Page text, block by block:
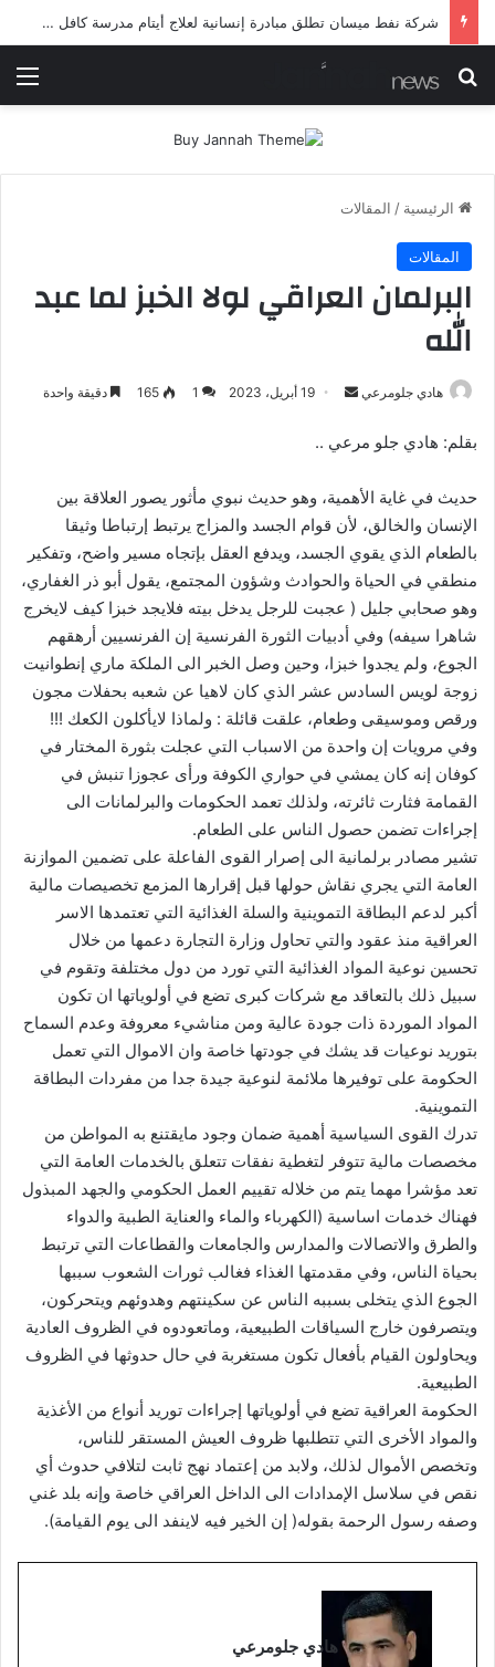
شرطة ميسان تلقي القبض على مطلقي العيارات النارية أثناء تشييع جنائزي في العمارة
بحث عن
الرئيسية / المقالات
المقالات
البرلمان العراقي لولا الخبز لما عبد
الله
هادي جلومرعي
أرسل
إلكترونيا
19 أبريل، 2023 1
165 دقيقة واحدة
بقلم: هادي جلو مرعي ..
حديث في غاية الأهمية، وهو حديث نبوي مأثور يصور العلاقة بين
الإنسان والخالق، لأن قوام الجسد والمزاج يرتبط إرتباطا وثيقا
بالطعام الذي يقوي الجسد، ويدفع العقل بإتجاه مسير واضح، وتفكير
منطقي في الحياة والحوادث وشؤون المجتمع، يقول أبو ذر الغفاري،
وهو صحابي جليل ( عجبت للرجل يدخل بيته فلايجد خبزا كيف لايخرج
شاهرا سيفه) وفي أدبيات الثورة الفرنسية إن الفرنسيين أرهقهم
الجوع، ولم يجدوا خبزا، وحين وصل الخبر الى الملكة ماري إنطوانيت
زوجة لويس السادس عشر الذي كان لاهيا عن شعبه بحفلات مجون
ورقص وموسيقى وطعام، علقت قائلة : ولماذا لايأكلون الكعك !!!
وفي مرويات إن واحدة من الاسباب التي عجلت بثورة المختار في
كوفان إنه كان يمشي في حواري الكوفة ورأى عجوزا تنبش في
القمامة فثارت ثائرته، ولذلك تعمد الحكومات والبرلمانات الى
إجراءات تضمن حصول الناس على الطعام.
تشير مصادر برلمانية الى إصرار القوى الفاعلة على تضمين الموازنة
العامة التي يجري نقاش حولها قبل إقرارها المزمع تخصيصات مالية
أكبر لدعم البطاقة التموينية والسلة الغذائية التي تعتمدها الاسر
العراقية منذ عقود والتي تحاول وزارة التجارة دعمها من خلال
تحسين نوعية المواد الغذائية التي تورد من دول مختلفة وتقوم في
سبيل ذلك بالتعاقد مع شركات كبرى تضع في أولوياتها ان تكون
المواد الموردة ذات جودة عالية ومن مناشيء معروفة وعدم السماح
بتوريد نوعيات قد يشك في جودتها خاصة وان الاموال التي تعمل
الحكومة على توفيرها ملائمة لنوعية جيدة جدا من مفردات البطاقة
التموينية.
‏تدرك القوى السياسية أهمية ضمان وجود مايقتنع به المواطن من
مخصصات مالية تتوفر لتغطية نفقات تتعلق بالخدمات العامة التي
تعد مؤشرا مهما يتم من خلاله تقييم العمل الحكومي والجهد المبذول
فهناك خدمات اساسية (الكهرباء والماء والعناية الطبية والدواء
والطرق والاتصالات والمدارس والجامعات والقطاعات التي ترتبط
بحياة الناس، وفي مقدمتها الغذاء فغالب ثورات الشعوب سببها
الجوع الذي يتخلى بسببه الناس عن سكينتهم وهدوئهم ويتحركون،
ويتصرفون خارج السياقات الطبيعية، وماتعودوه في الظروف العادية
ويحاولون القيام بأفعال تكون مستغربة في حال حدوثها في الظروف
الطبيعية.
‏الحكومة العراقية تضع في أولوياتها إجراءات توريد أنواع من الأغذية
والمواد الأخرى التي تتطلبها ظروف العيش المستقر للناس،
وتخصص الأموال لذلك، ولابد من إعتماد نهج ثابت لتلافي حدوث أي
نقص في سلاسل الإمدادات الى الداخل العراقي خاصة وإنه بلد غني
وصفه رسول الرحمة بقوله( إن الخير فيه لاينفد الى يوم القيامة).
هادي جلومرعي